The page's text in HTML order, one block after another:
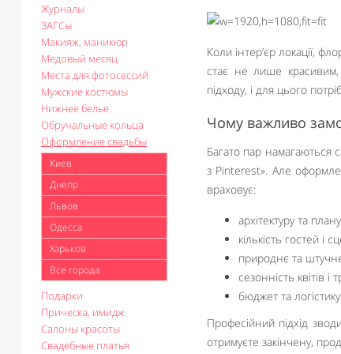
Журналы
ЗАГСы
Макияж, маникюр
Медовый месяц
Места для фотосессий
Мужские костюмы
Нижнее белье
Обручальные кольца
Оформление свадьбы
Киев
Днепр
Львов
Одесса
Харьков
Все города
Подарки
Прическа, имидж
Салоны красоты
Свадебные платья
Коли інтер’єр локації,
стає не лише красивим,
підходу, і для цього
Чому важливо
Багато пар намагаються
з Pinterest». Але
враховує:
архітектуру та
кількість гостей і
природнє та
сезонність квітів і
бюджет та
Професійний підхід
отримуєте закінчену,